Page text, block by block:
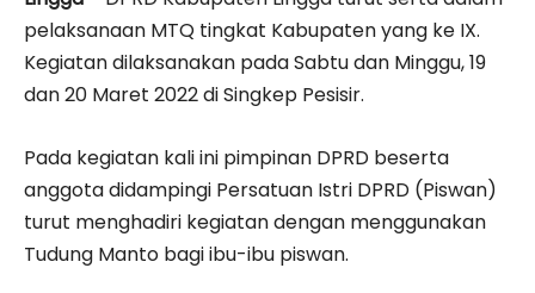
pelaksanaan MTQ tingkat Kabupaten yang ke IX.
Kegiatan dilaksanakan pada Sabtu dan Minggu, 19
dan 20 Maret 2022 di Singkep Pesisir.
Pada kegiatan kali ini pimpinan DPRD beserta
anggota didampingi Persatuan Istri DPRD (Piswan)
turut menghadiri kegiatan dengan menggunakan
Tudung Manto bagi ibu-ibu piswan.